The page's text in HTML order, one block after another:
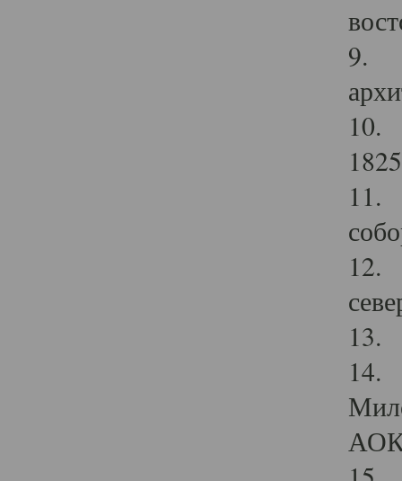
9.
10.
11.
12.
13.
14.